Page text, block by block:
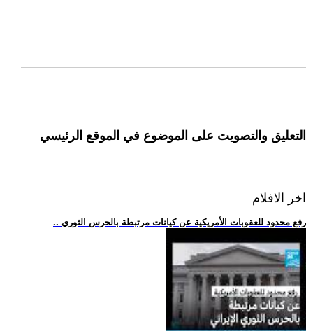
التعليق والتصويت على الموضوع في الموقع الرئيسي
اخر الافلام
.. رفع محدود للعقوبات الأمريكية عن كيانات مرتبطة بالحرس الثوري